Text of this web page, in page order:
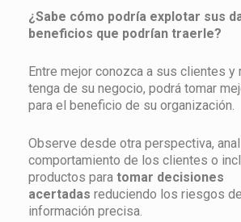
¿Sabe cómo podría explotar sus
beneficios que podrían traerle?
Entre mejor conozca a sus clientes y
tenga de su negocio, podrá tomar
para el beneficio de su organización.
Observe desde otra perspectiva,
comportamiento de los clientes o
productos para tomar decisiones
acertadas reduciendo los riesgos
información precisa.